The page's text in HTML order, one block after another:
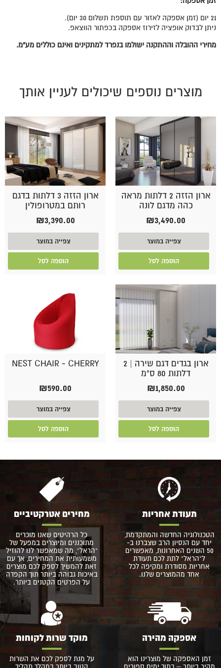
21 יום (זמן אספקה לאזור עם תוספת תשלום 30 יום).
ניתן לבדוק אופציה לזירוז אספקה בכפתור הווצאפ.
מחירי ההובלה וההתקנה ישולמו בנפרד למתקינים ואינם כוללים מע"מ.
מוצרים נוספים שיכולים לעניין אותך
ארון הזזה 2 דלתות מראה
כהה מדגם לונה
₪3,490.00
צפייה במוצר
הוספה לסל
ארון הזזה 3 דלתות בדגם
רותם במטרופולין
₪3,390.00
צפייה במוצר
הוספה לסל
ארון בגדים דגם שירה | 2
דלתות 80 ס"מ
₪1,850.00
צפייה במוצר
הוספה לסל
NEST CHAIR - CHERRY
₪590.00
צפייה במוצר
הוספה לסל
תעודת אחריות
הטכנולוגיה החדשה והמתקדמת,
יחד עם הנסיון הרב שצברנו ב-
50 השנים האחרונות, מאפשרים
ל"הראל" לתת לכם תעודת
אחריות מסודרת ומקיפה לכל
אחד מהמוצרים שלנו.
מחירים אטרקטיביים
כל הרהיטים שאנו מוכרים
מתוכננים ומיוצרים במפעל של
"הראל", מה שמאפשר לנו להוזיל
משמעותית את המחירים, אך עם
זאת להמשיך לספק לכם מוצרים
באיכות גבוהה ביותר תוך הקפדה
על הפרטים הקטנים ביותר.
אספקה מהירה
זמן האספקה של מוצרינו הוא
מוקד שרות לקוחות
על מנת לספק לכם את השרות